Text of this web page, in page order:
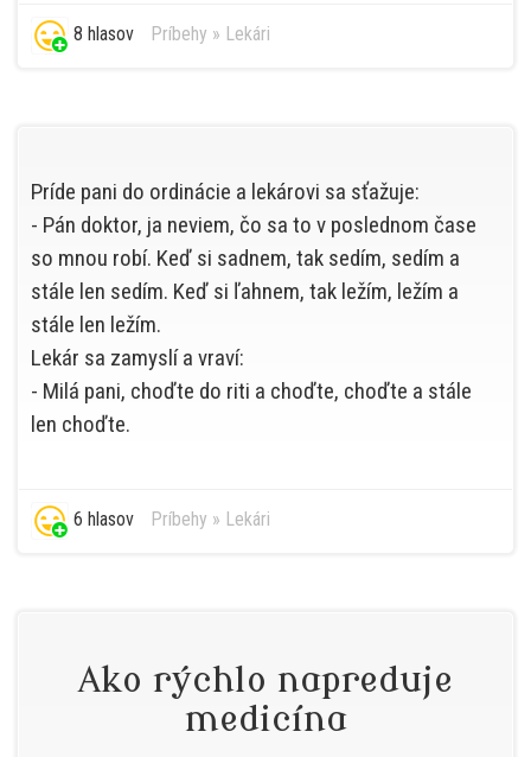
8 hlasov Príbehy » Lekári
Príde pani do ordinácie a lekárovi sa sťažuje:
- Pán doktor, ja neviem, čo sa to v poslednom čase
so mnou robí. Keď si sadnem, tak sedím, sedím a
stále len sedím. Keď si ľahnem, tak ležím, ležím a
stále len ležím.
Lekár sa zamyslí a vraví:
- Milá pani, choďte do riti a choďte, choďte a stále
len choďte.
6 hlasov Príbehy » Lekári
Ako rýchlo napreduje
medicína